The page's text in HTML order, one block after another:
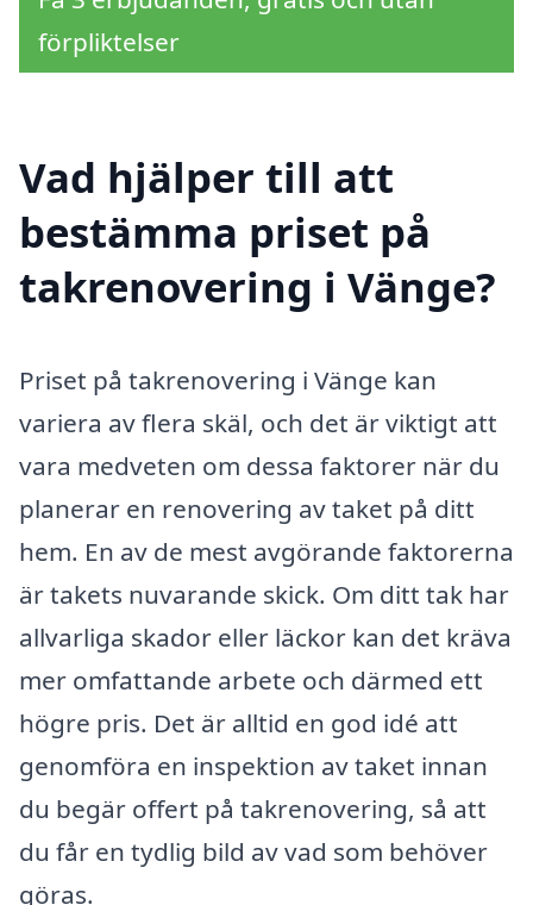
förpliktelser
Vad hjälper till att
bestämma priset på
takrenovering i Vänge?
Priset på takrenovering i Vänge kan
variera av flera skäl, och det är viktigt att
vara medveten om dessa faktorer när du
planerar en renovering av taket på ditt
hem. En av de mest avgörande faktorerna
är takets nuvarande skick. Om ditt tak har
allvarliga skador eller läckor kan det kräva
mer omfattande arbete och därmed ett
högre pris. Det är alltid en god idé att
genomföra en inspektion av taket innan
du begär offert på takrenovering, så att
du får en tydlig bild av vad som behöver
göras.